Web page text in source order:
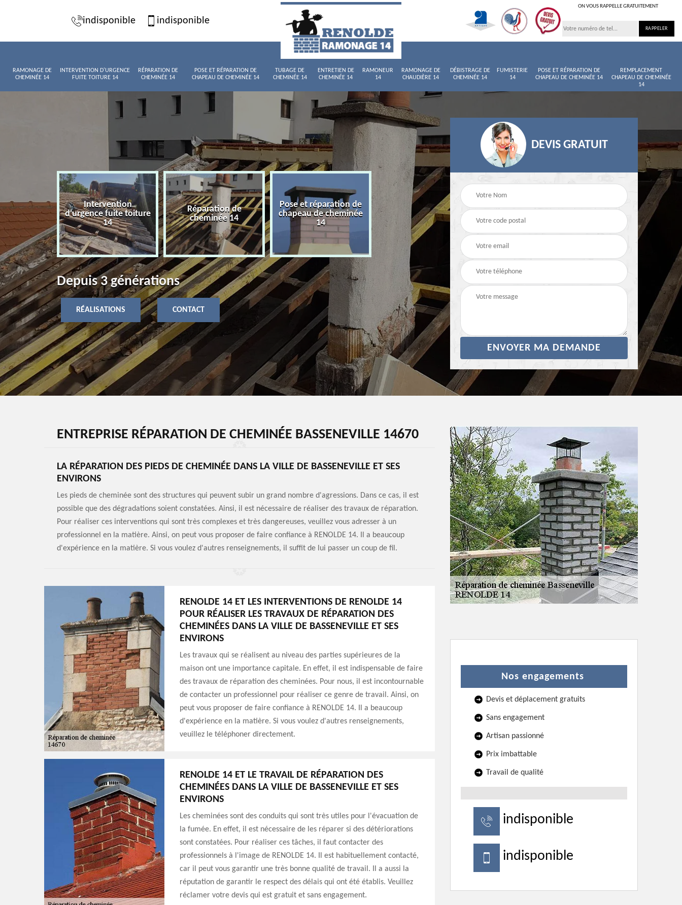
indisponible indisponible
ON VOUS RAPPELLE GRATUITEMENT
RAMONAGE DE
CHEMINÉE 14
INTERVENTION D'URGENCE
FUITE TOITURE 14
RÉPARATION DE
CHEMINÉE 14
POSE ET RÉPARATION DE
CHAPEAU DE CHEMINÉE 14
TUBAGE DE
CHEMINÉE 14
ENTRETIEN DE
CHEMINÉE 14
RAMONEUR
14
RAMONAGE DE
CHAUDIÈRE 14
DÉBISTRAGE DE
CHEMINÉE 14
FUMISTERIE
14
POSE ET RÉPARATION DE
CHAPEAU DE CHEMINÉE 14
REMPLACEMENT
CHAPEAU DE CHEMINÉE
14
de
14
Intervention
d'urgence fuite toiture
14
Réparation de
cheminée 14
Pose et réparation de
chapeau de cheminée
14
Tubage de cheminée
14
Entretien de cheminée
Ramoneur 14
Depuis 3 générations
RÉALISATIONS CONTACT
DEVIS GRATUIT
ENTREPRISE RÉPARATION DE CHEMINÉE BASSENEVILLE 14670
LA RÉPARATION DES PIEDS DE CHEMINÉE DANS LA VILLE DE BASSENEVILLE ET SES
ENVIRONS
Les pieds de cheminée sont des structures qui peuvent subir un grand nombre d'agressions. Dans ce cas, il est
possible que des dégradations soient constatées. Ainsi, il est nécessaire de réaliser des travaux de réparation.
Pour réaliser ces interventions qui sont très complexes et très dangereuses, veuillez vous adresser à un
professionnel en la matière. Ainsi, on peut vous proposer de faire confiance à RENOLDE 14. Il a beaucoup
d'expérience en la matière. Si vous voulez d'autres renseignements, il suffit de lui passer un coup de fil.
RENOLDE 14 ET LES INTERVENTIONS DE RENOLDE 14
POUR RÉALISER LES TRAVAUX DE RÉPARATION DES
CHEMINÉES DANS LA VILLE DE BASSENEVILLE ET SES
ENVIRONS
Les travaux qui se réalisent au niveau des parties supérieures de la
maison ont une importance capitale. En effet, il est indispensable de faire
des travaux de réparation des cheminées. Pour nous, il est incontournable
de contacter un professionnel pour réaliser ce genre de travail. Ainsi, on
peut vous proposer de faire confiance à RENOLDE 14. Il a beaucoup
d'expérience en la matière. Si vous voulez d'autres renseignements,
veuillez le téléphoner directement.
RENOLDE 14 ET LE TRAVAIL DE RÉPARATION DES
CHEMINÉES DANS LA VILLE DE BASSENEVILLE ET SES
ENVIRONS
Les cheminées sont des conduits qui sont très utiles pour l'évacuation de
la fumée. En effet, il est nécessaire de les réparer si des détériorations
sont constatées. Pour réaliser ces tâches, il faut contacter des
professionnels à l'image de RENOLDE 14. Il est habituellement contacté,
car il peut vous garantir une très bonne qualité de travail. Il a aussi la
réputation de garantir le respect des délais qui ont été établis. Veuillez
réclamer votre devis qui est gratuit et sans engagement.
Nos engagements
Devis et déplacement gratuits
Sans engagement
Artisan passionné
Prix imbattable
Travail de qualité
indisponible
indisponible